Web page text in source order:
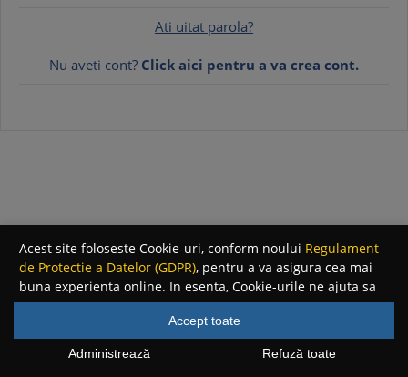
Acest site foloseste Cookie-uri, conform noului Regulament
de Protectie a Datelor (GDPR), pentru a va asigura cea mai
buna experienta online. In esenta, Cookie-urile ne ajuta sa
imbunatatim continutul de pe site, oferindu-va dvs.,
cititorul, o experienta online personalizata si mult mai
rapida. Ele sunt folosite doar de site-ul nostru si partenerii
nostri de incredere. Click
pentru detalii despre politica
Accept toate
Administrează Refuză toate
Ati uitat parola?
Nu aveti cont? Click aici pentru a va crea cont.